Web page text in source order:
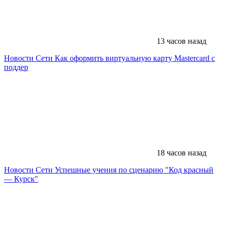
13 часов назад
Новости Сети Как оформить виртуальную карту Mastercard с
поддер
18 часов назад
Новости Сети Успешные учения по сценарию "Код красный
— Курск"